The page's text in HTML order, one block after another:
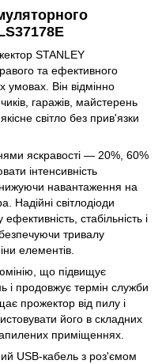
STANLEY
та ефективного
умовах. Він відмінно
гаражів, майстерень
світло без прив'язки
яскравості — 20%, 60%
інтенсивність
навантаження на
Надійні світлодіоди
стабільність і
тривалу
елементів.
що підвищує
і продовжує термін служби
прожектор від пилу і
його в складних
приміщеннях.
USB-кабель з роз'ємом